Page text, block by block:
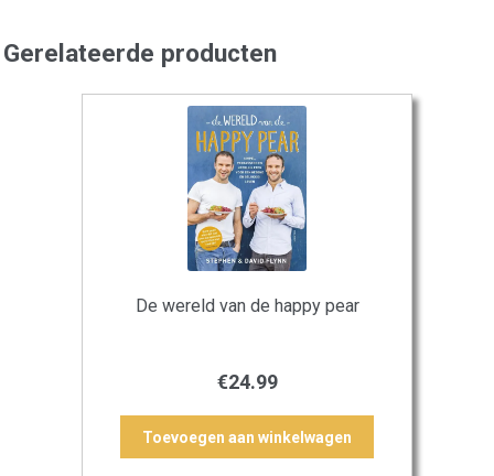
Gerelateerde producten
De wereld van de happy pear
€24.99
Toevoegen aan winkelwagen